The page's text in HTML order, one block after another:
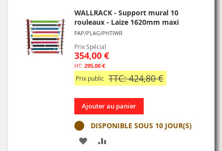
WALLRACK - Support mural 10
rouleaux - Laize 1620mm maxi
PAP/PLAG/PHTIWR
Prix Spécial
354,00 €
295,00 €
Prix public TTC: 424,80 €
Ajouter au panier
DISPONIBLE SOUS 10 JOUR(S)
AJOUTER